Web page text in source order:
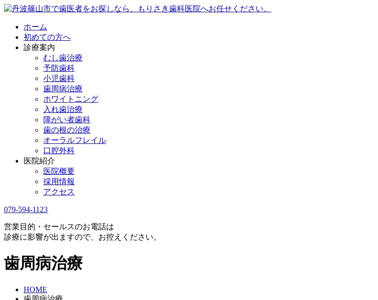
ホーム
初めての方へ
診療案内
むし歯治療
予防歯科
小児歯科
歯周病治療
ホワイトニング
入れ歯治療
障がい者歯科
歯の根の治療
オーラルフレイル
口腔外科
医院紹介
医院概要
採用情報
アクセス
079-594-1123
営業目的・セールスのお電話は
診療に影響が出ますので、お控えください。
歯周病治療
HOME